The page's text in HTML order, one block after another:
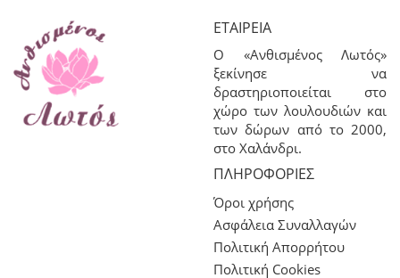
ΕΤΑΙΡΕΊΑ
Ο «Ανθισμένος Λωτός»
ξεκίνησε να
δραστηριοποιείται στο
χώρο των λουλουδιών και
των δώρων από το 2000,
στο Χαλάνδρι.
ΠΛΗΡΟΦΟΡΊΕΣ
Όροι χρήσης
Ασφάλεια Συναλλαγών
Πολιτική Απορρήτου
Πολιτική Cookies